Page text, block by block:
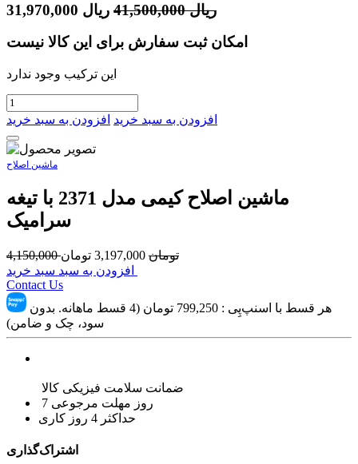
31,970,000 ریال 41,500,000 ریال
امکان ثبت سفارش برای این کالا نیست
این ترکیب وجود ندارد
افزودن به سبد خرید افزودن به سبد خرید
ماشین اصلاح
ماشین اصلاح کیمی مدل 2371 با تیغه
سرامیک
4,150,000 تومان 3,197,000 تومان
Contact Us
هر قسط با اسنپ‌پِی : 799,250
تومان (4 قسط ماهانه. بدون
سود، چک و ضامن)
ضمانت سلامت فیزیکی کالا
7 روز مهلت مرجوعی
حداکثر 4 روز کاری
اشتراک‌گذاری